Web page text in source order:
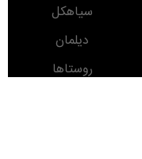
سیاهکل
دیلمان
روستاها